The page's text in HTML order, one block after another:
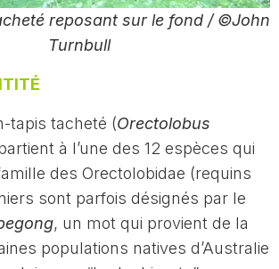
reposant sur le fond / ©John
Turnbull
tapis tacheté (Orectolobus
à l’une des 12 espèces qui
des Orectolobidae (requins
sont parfois désignés par le
, un mot qui provient de la
populations natives d’Australie